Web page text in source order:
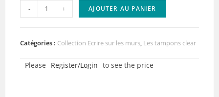
quantité
de
clear
L'Alphabet
- + AJOUTER AU PANIER
Catégories : Collection Ecrire sur les murs Les tampons clear
Please Register/Login to see the price